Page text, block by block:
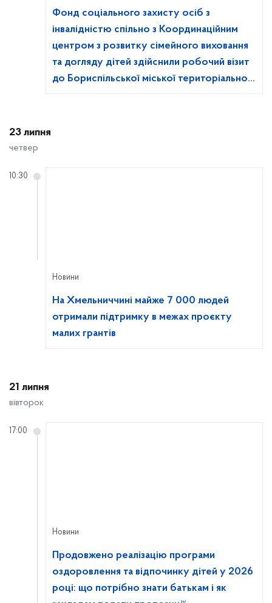
Фонд соціального захисту осіб з
інвалідністю спільно з Координаційним
центром з розвитку сімейного виховання
та догляду дітей здійснили робочий візит
до Бориспільської міської територіальної
23 липня
четвер
Новини
На Хмельниччині майже 7 000 людей
отримали підтримку в межах проєкту
малих грантів
10:30
21 липня
вівторок
Новини
Продовжено реалізацію програми
оздоровлення та відпочинку дітей у 2026
році: що потрібно знати батькам і як
17:00